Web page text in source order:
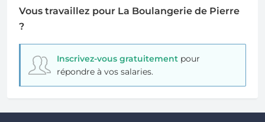
Vous travaillez pour La Boulangerie de Pierre
?
Inscrivez-vous gratuitementpour
répondre à vos salaries.